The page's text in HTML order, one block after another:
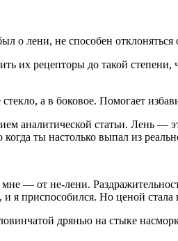
о лени, не способен
их рецепторы до такой
а в боковое. Помогает
аналитической статьи. Лень
ты настолько выпал из
— от не-лени.
приспособился. Но ценой стала
дрянью на стыке